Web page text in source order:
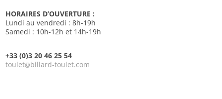
HORAIRES D’OUVERTURE :
Lundi au vendredi : 8h-19h
Samedi : 10h-12h et 14h-19h
+33 (0)3 20 46 25 54
toulet@billard-toulet.com